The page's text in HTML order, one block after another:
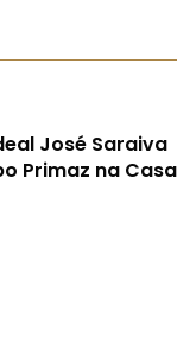
José Saraiva
Primaz na Casa